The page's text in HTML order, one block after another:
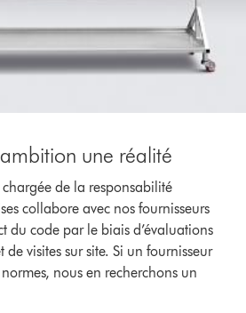
une réalité
de la responsabilité
collabore avec nos fournisseurs
du code par le biais d’évaluations
de visites sur site. Si un fournisseur
nous en recherchons un